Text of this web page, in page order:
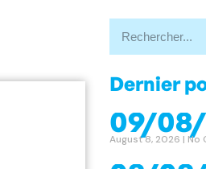
Dernier
09/
August 8, 2026 No